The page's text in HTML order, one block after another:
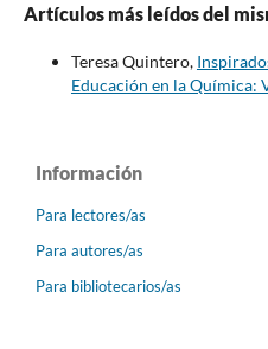
Artículos más leídos del
Teresa Quintero,
Educación en la Química:
Información
Para lectores/as
Para autores/as
Para bibliotecarios/as